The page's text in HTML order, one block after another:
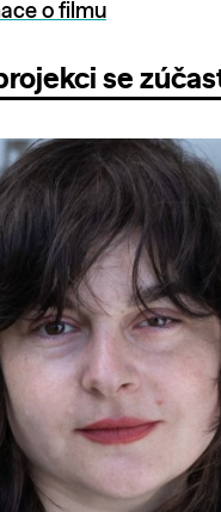
o filmu
se